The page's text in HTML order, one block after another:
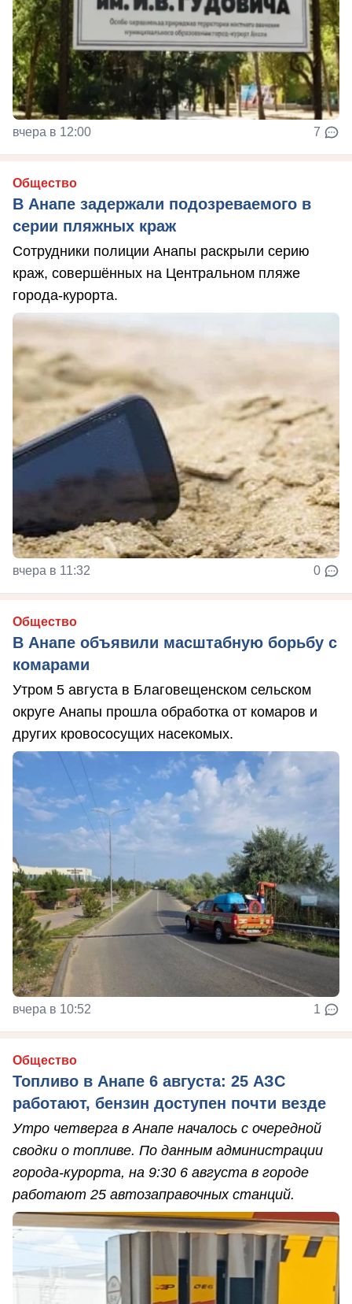
вчера в 12:00 7
Общество
В Анапе задержали подозреваемого в
серии пляжных краж
Сотрудники полиции Анапы раскрыли серию
краж, совершённых на Центральном пляже
города-курорта.
вчера в 11:32 0
Общество
В Анапе объявили масштабную борьбу с
комарами
Утром 5 августа в Благовещенском сельском
округе Анапы прошла обработка от комаров и
других кровососущих насекомых.
вчера в 10:52 1
Общество
Топливо в Анапе 6 августа: 25 АЗС
работают, бензин доступен почти везде
Утро четверга в Анапе началось с очередной
сводки о топливе. По данным администрации
города-курорта, на 9:30 6 августа в городе
работают 25 автозаправочных станций.